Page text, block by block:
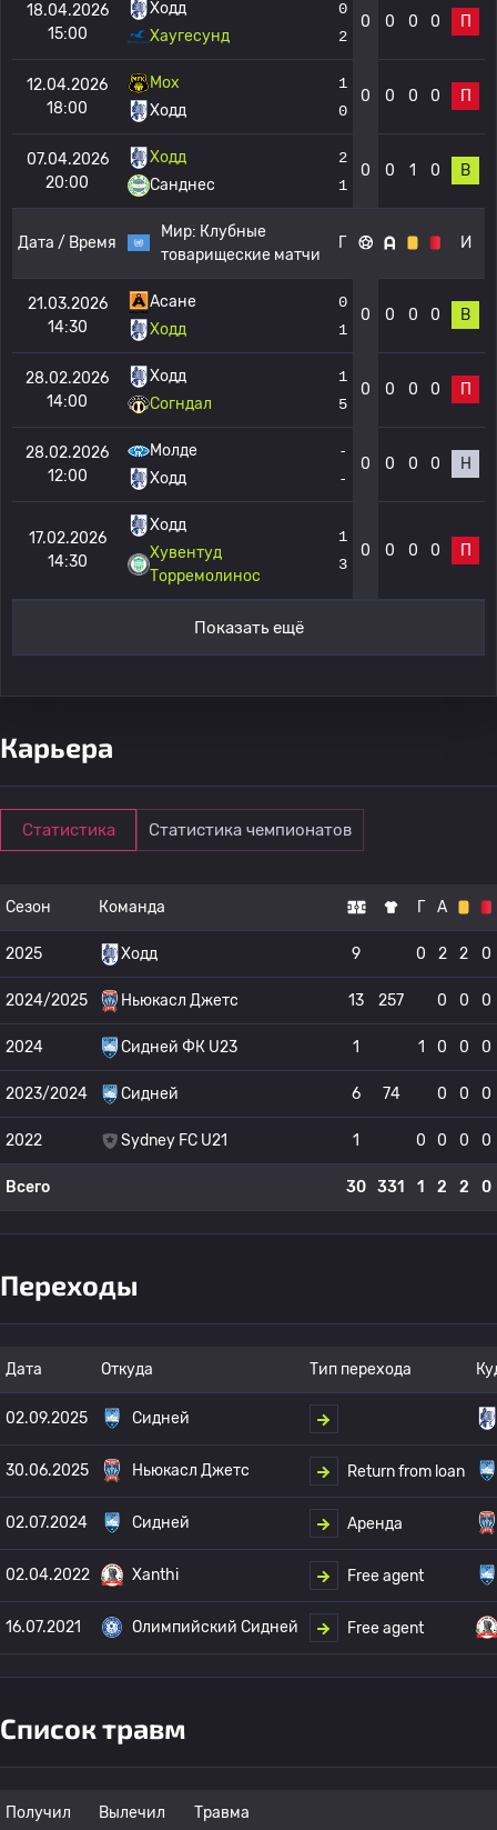
18.04.2026
15:00
Ходд
Хаугесунд
0
2
0 0 0 0 П
12.04.2026
18:00
Мох
Ходд
1
0
0 0 0 0 П
07.04.2026
20:00
Ходд
Санднес
2
1
0 0 1 0 В
Дата / Время
Мир: Клубные
товарищеские матчи
Г И
21.03.2026
14:30
Асане
Ходд
0
1
0 0 0 0 В
28.02.2026
14:00
Ходд
Согндал
1
5
0 0 0 0 П
28.02.2026
12:00
Молде
Ходд
-
-
0 0 0 0 Н
17.02.2026
14:30
Ходд
Хувентуд
Торремолинос
1
3
0 0 0 0 П
Показать ещё
Карьера
Статистика Статистика чемпионатов
Сезон Команда Г А
2025 Ходд 9 0 2 2 0
2024/2025 Ньюкасл Джетс 13 257 0 0 0
2024 Сидней ФК U23 1 1 0 0 0
2023/2024 Сидней 6 74 0 0 0
2022 Sydney FC U21 1 0 0 0 0
Всего 30 331 1 2 2 0
Переходы
Дата Откуда Тип перехода
02.09.2025 Сидней
30.06.2025 Ньюкасл Джетс Return from loan
02.07.2024 Сидней Аренда
02.04.2022 Xanthi Free agent
16.07.2021 Олимпийский Сидней Free agent
Список травм
Получил Вылечил Травма